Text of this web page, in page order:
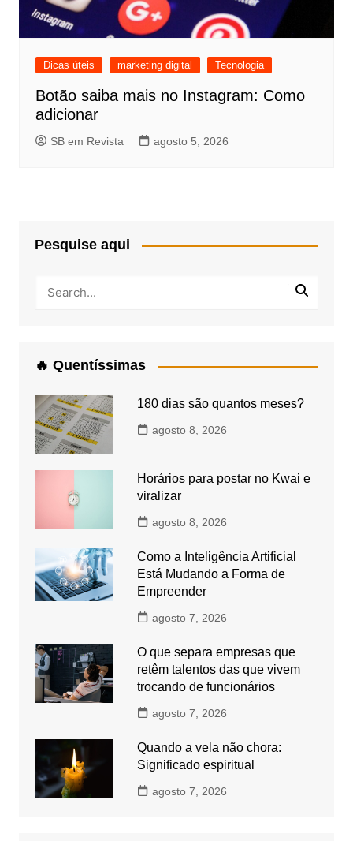
Dicas úteis marketing digital Tecnologia
Botão saiba mais no Instagram: Como
adicionar
SB em Revista agosto 5, 2026
Pesquise aqui
🔥 Quentíssimas
180 dias são quantos meses?
agosto 8, 2026
Horários para postar no Kwai e
viralizar
agosto 8, 2026
Como a Inteligência Artificial
Está Mudando a Forma de
Empreender
agosto 7, 2026
O que separa empresas que
retêm talentos das que vivem
trocando de funcionários
agosto 7, 2026
Quando a vela não chora:
Significado espiritual
agosto 7, 2026